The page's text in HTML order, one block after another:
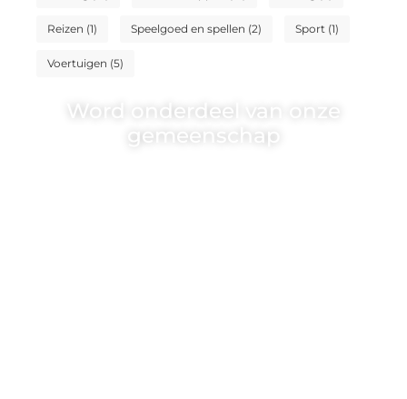
Reizen (1) Speelgoed en spellen (2) Sport(1)
Voertuigen (5)
Word onderdeel van onze
gemeenschap